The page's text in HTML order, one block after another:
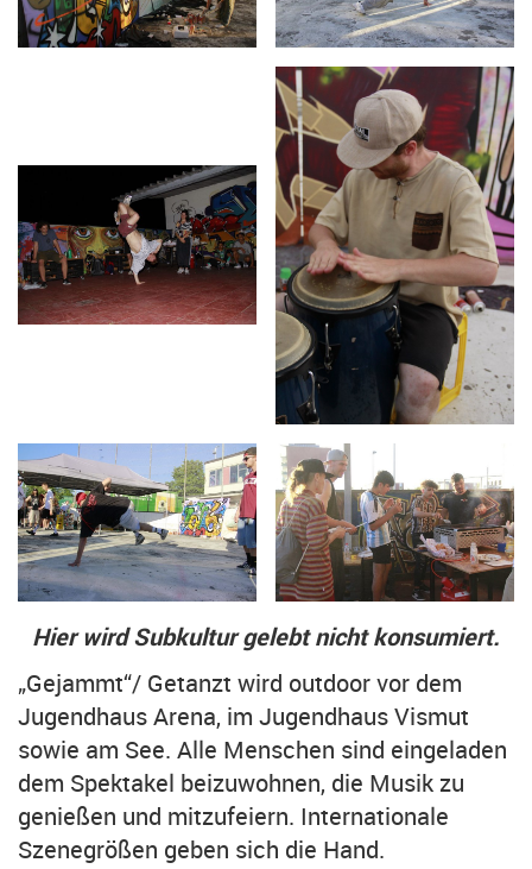
Hier wird Subkultur gelebt nicht konsumiert.
„Gejammt“/ Getanzt wird outdoor vor dem
Jugendhaus Arena, im Jugendhaus Vismut
sowie am See. Alle Menschen sind eingeladen
dem Spektakel beizuwohnen, die Musik zu
genießen und mitzufeiern. Internationale
Szenegrößen geben sich die Hand.